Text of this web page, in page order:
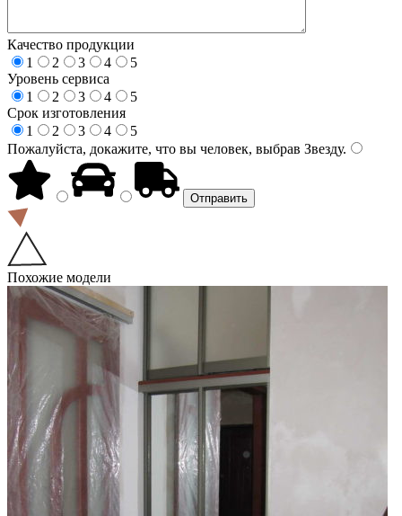
Качество продукции
1
2 3 4
5
Уровень сервиса
1
2 3 4
5
Срок изготовления
1
2 3 4
5
Пожалуйста, докажите, что вы человек, выбрав Звезду.
Похожие модели